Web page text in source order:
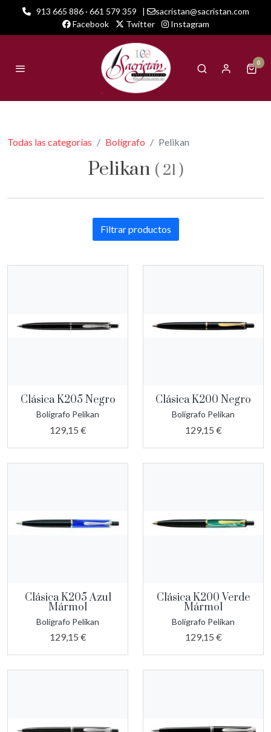
913 665 886 · 661 579 359 |
sacristan@sacristan.com
Facebook
Twitter Instagram
0
Todas las categorías Bolígrafo Pelikan
Pelikan ( 21 )
Filtrar productos
Clásica K205 Negro
Bolígrafo Pelikan
129,15 €
Clásica K200 Negro
Bolígrafo Pelikan
129,15 €
Clásica K205 Azul
Mármol
Bolígrafo Pelikan
129,15 €
Clásica K200 Verde
Mármol
Bolígrafo Pelikan
129,15 €